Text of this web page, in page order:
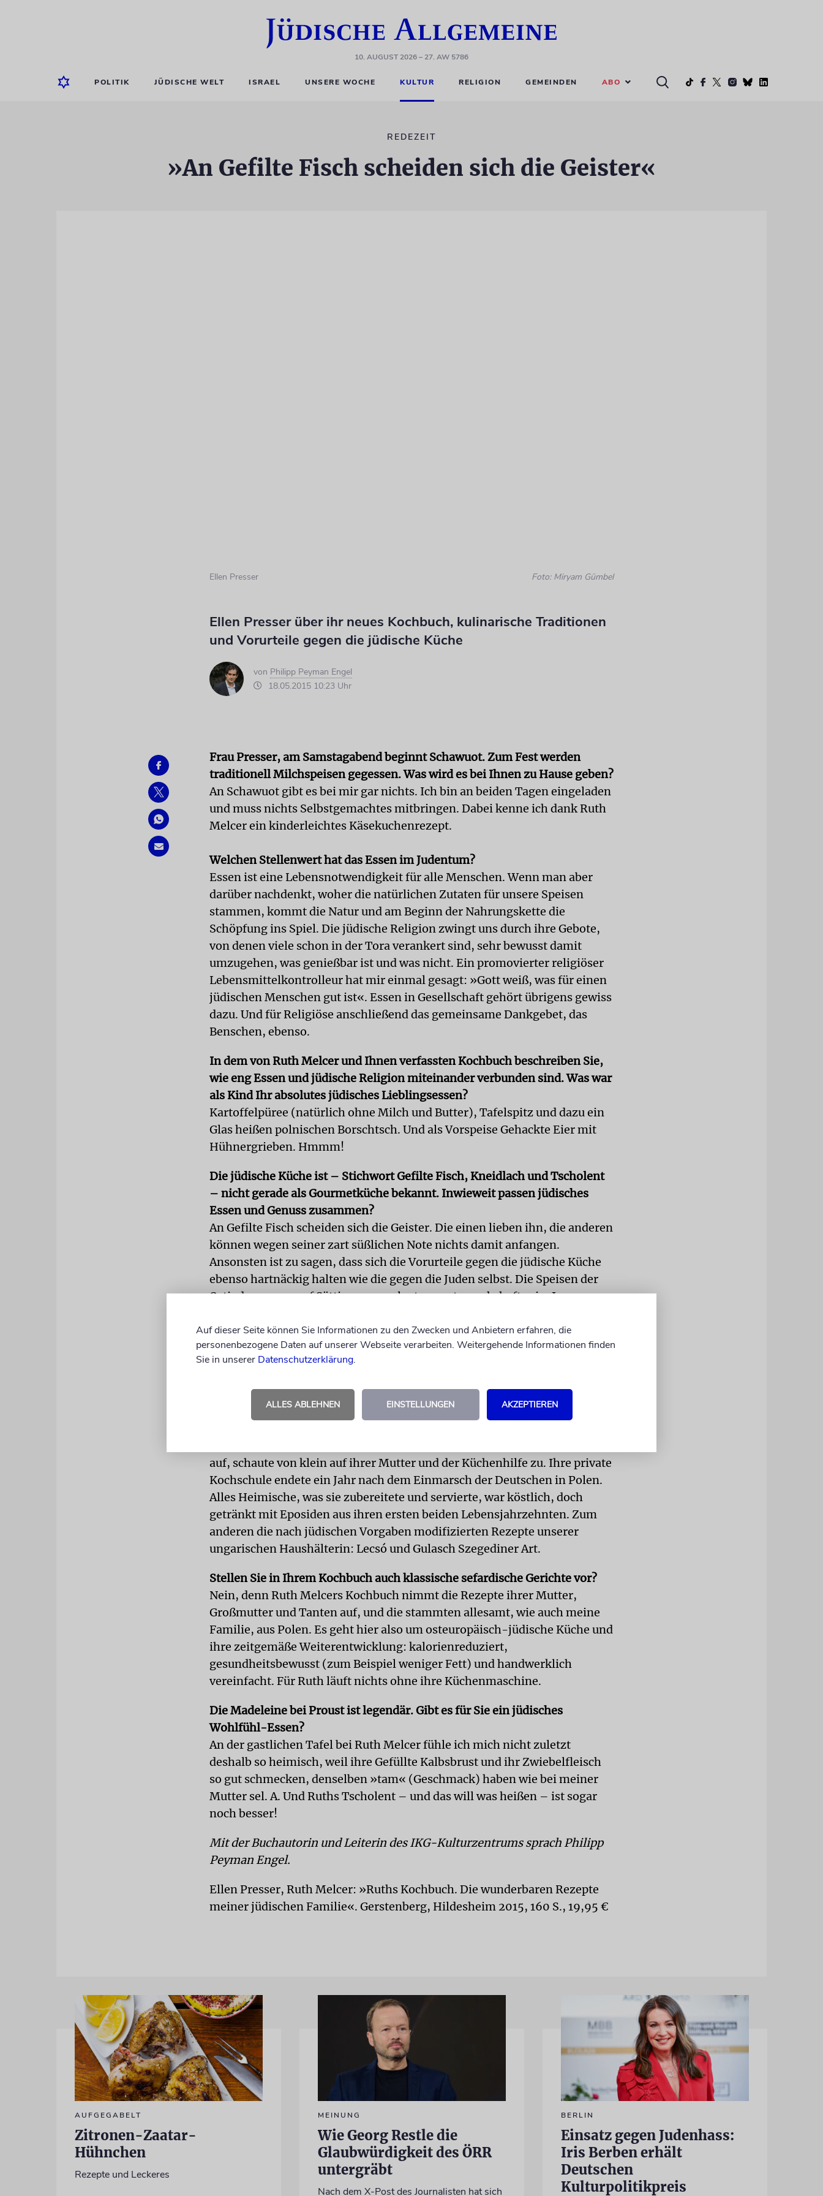
10. AUGUST 2026– 27. AW 5786
POLITIK JÜDISCHE WELT ISRAEL UNSERE WOCHE KULTUR RELIGION GEMEINDEN ABO
REDEZEIT
»An Gefilte Fisch scheiden sich die Geister«
Ellen Presser Foto: Miryam Gümbel
Ellen Presser über ihr neues Kochbuch, kulinarische Traditionen
und Vorurteile gegen die jüdische Küche
von Philipp Peyman Engel
18.05.2015 10:23 Uhr
Frau Presser, am Samstagabend beginnt Schawuot. Zum Fest werden
traditionell Milchspeisen gegessen. Was wird es bei Ihnen zu Hause geben?
An Schawuot gibt es bei mir gar nichts. Ich bin an beiden Tagen eingeladen
und muss nichts Selbstgemachtes mitbringen. Dabei kenne ich dank Ruth
Melcer ein kinderleichtes Käsekuchenrezept.
Welchen Stellenwert hat das Essen im Judentum?
Essen ist eine Lebensnotwendigkeit für alle Menschen. Wenn man aber
darüber nachdenkt, woher die natürlichen Zutaten für unsere Speisen
stammen, kommt die Natur und am Beginn der Nahrungskette die
Schöpfung ins Spiel. Die jüdische Religion zwingt uns durch ihre Gebote,
von denen viele schon in der Tora verankert sind, sehr bewusst damit
umzugehen, was genießbar ist und was nicht. Ein promovierter religiöser
Lebensmittelkontrolleur hat mir einmal gesagt: »Gott weiß, was für einen
jüdischen Menschen gut ist«. Essen in Gesellschaft gehört übrigens gewiss
dazu. Und für Religiöse anschließend das gemeinsame Dankgebet, das
Benschen, ebenso.
In dem von Ruth Melcer und Ihnen verfassten Kochbuch beschreiben Sie,
wie eng Essen und jüdische Religion miteinander verbunden sind. Was war
als Kind Ihr absolutes jüdisches Lieblingsessen?
Kartoffelpüree (natürlich ohne Milch und Butter), Tafelspitz und dazu ein
Glas heißen polnischen Borschtsch. Und als Vorspeise Gehackte Eier mit
Hühnergrieben. Hmmm!
Die jüdische Küche ist – Stichwort Gefilte Fisch, Kneidlach und Tscholent
– nicht gerade als Gourmetküche bekannt. Inwieweit passenjüdisches
Essen und Genusszusammen?
An Gefilte Fisch scheiden sich die Geister. Die einen lieben ihn, die anderen
können wegen seiner zart süßlichen Note nichts damit anfangen.
Ansonsten ist zu sagen, dass sich die Vorurteile gegen die jüdische Küche
ebenso hartnäckig halten wie die gegen die Juden selbst. Die Speisen der
Ostjuden waren auf Sättigung angelegt, mussten nahrhaft sein. Je
Eine Hühnerbrühe mit luftigen Mazzekneidlach, ein Tscholent mit gutem
Fleisch und einer Kruste aus geriebenen Kartoffeln ist ein Gedicht. Man
muss halt kochen können.
Sie sind als Tochter polnisch-jüdischer Displaced Persons in Bayern
aufgewachsen. Welche Speisen haben Sie in Ihrer Kindheit geprägt?
auf, schaute von klein auf ihrer Mutter und der Küchenhilfe zu. Ihre private
Kochschule endete ein Jahr nach dem Einmarsch der Deutschen in Polen.
Alles Heimische, was sie zubereitete und servierte, war köstlich, doch
getränkt mit Eposiden aus ihren ersten beiden Lebensjahrzehnten. Zum
anderen die nach jüdischen Vorgaben modifizierten Rezepte unserer
ungarischen Haushälterin: Lecsó und Gulasch Szegediner Art.
Stellen Sie in Ihrem Kochbuch auch klassische sefardische Gerichte vor?
Nein, denn Ruth Melcers Kochbuch nimmt die Rezepte ihrer Mutter,
Großmutter und Tanten auf, und die stammten allesamt, wie auch meine
Familie, aus Polen. Es geht hier also um osteuropäisch-jüdische Küche und
ihre zeitgemäße Weiterentwicklung: kalorienreduziert,
gesundheitsbewusst (zum Beispiel weniger Fett) und handwerklich
vereinfacht. Für Ruth läuft nichts ohne ihre Küchenmaschine.
Die Madeleine bei Proust ist legendär. Gibt es für Sie ein jüdisches
Wohlfühl-Essen?
An der gastlichen Tafel bei Ruth Melcer fühle ich mich nicht zuletzt
deshalb so heimisch, weil ihre Gefüllte Kalbsbrust und ihr Zwiebelfleisch
so gut schmecken, denselben »tam« (Geschmack) haben wie bei meiner
Mutter sel. A. Und Ruths Tscholent – und das will was heißen – ist sogar
noch besser!
Mit der Buchautorin und Leiterin des IKG-Kulturzentrums sprach Philipp
Peyman Engel.
Ellen Presser, Ruth Melcer: »Ruths Kochbuch. Die wunderbaren Rezepte
meiner jüdischen Familie«. Gerstenberg, Hildesheim 2015, 160 S., 19,95 €
AUFGEGABELT
Zitronen-Zaatar-
Hühnchen
Rezepte und Leckeres
MEINUNG
Wie Georg Restle die
Glaubwürdigkeit des ÖRR
untergräbt
Nach dem X-Post des Journalisten hat sich
BERLIN
Einsatz gegen Judenhass:
Iris Berben erhält
Deutschen
Kulturpolitikpreis
Auf dieser Seite können Sie Informationen zu den Zwecken und Anbietern erfahren, die
personenbezogene Daten auf unserer Webseite verarbeiten. Weitergehende Informationen finden
Sie in unserer Datenschutzerklärung.
ALLES ABLEHNEN EINSTELLUNGEN AKZEPTIEREN